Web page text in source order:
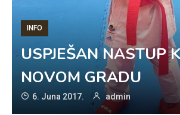
INFO
USPJEŠAN NASTUP
NOVOM GRADU
6. Juna 2017. admin